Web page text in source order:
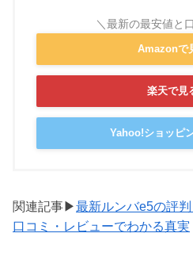
Amazonで
楽天で見
Yahoo!ショッピ
関連記事▶最新ルンバe5の評
口コミ・レビューでわかる真実